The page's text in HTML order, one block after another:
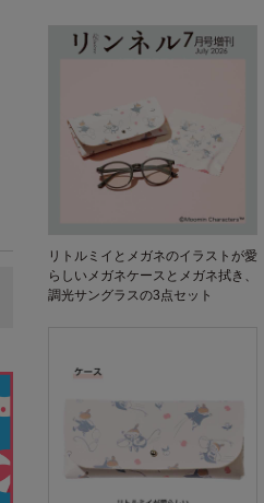
リトルミイとメガネのイラストが愛
らしいメガネケースとメガネ拭き、
調光サングラスの3点セット